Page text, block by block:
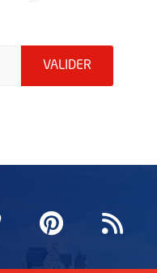
indiquez votre email
VALIDER ENVOYER
fenêtrefenêtre
une nouvelle
Vimeo
, Ouvre une
Pinterest
, Ouvre